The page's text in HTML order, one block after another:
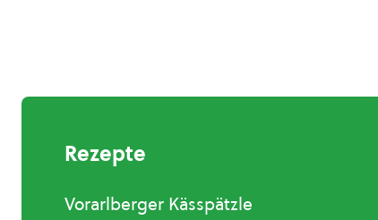
Rezepte
Vorarlberger Kässpätzle